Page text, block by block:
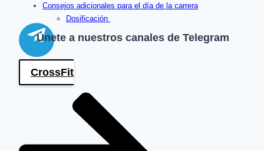
Consejos adicionales para el día de la carrera
Dosificación
Únete a nuestros canales de Telegram
CrossFit